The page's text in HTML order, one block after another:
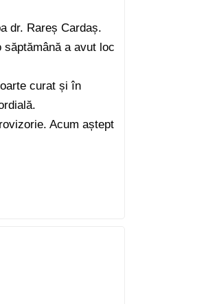
dr. Rareș Cardaș.
a avut loc
curat și în
Acum aștept